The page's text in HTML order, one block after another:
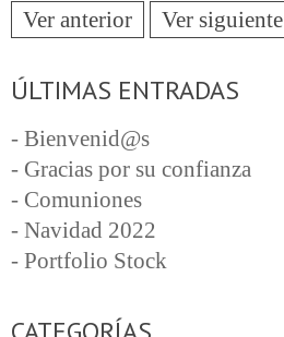
Ver anterior Ver siguiente
ÚLTIMAS ENTRADAS
- Bienvenid@s
- Gracias por su confianza
- Comuniones
- Navidad 2022
- Portfolio Stock